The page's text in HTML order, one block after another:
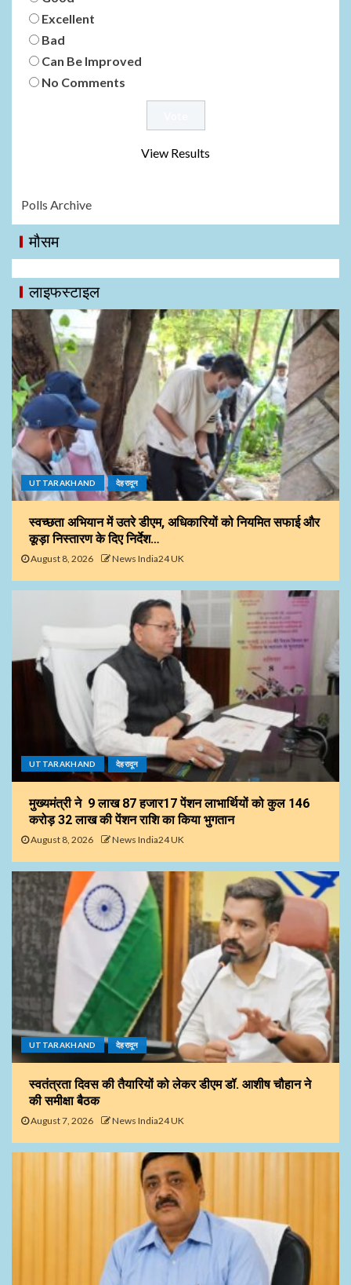
Excellent
Bad
Can Be Improved
No Comments
View Results
Polls Archive
मौसम
लाइफस्टाइल
UTTARAKHAND देहरादून
स्वच्छता अभियान में उतरे डीएम, अधिकारियों को नियमित सफाई और
कूड़ा निस्तारण के दिए निर्देश…
August 8, 2026 News India24 UK
UTTARAKHAND देहरादून
मुख्यमंत्री ने 9 लाख 87 हजार17 पेंशन लाभार्थियों को कुल ₹146
करोड़ 32 लाख की पेंशन राशि का किया भुगतान
August 8, 2026 News India24 UK
UTTARAKHAND देहरादून
स्वतंत्रता दिवस की तैयारियों को लेकर डीएम डॉ. आशीष चौहान ने
की समीक्षा बैठक
August 7, 2026 News India24 UK